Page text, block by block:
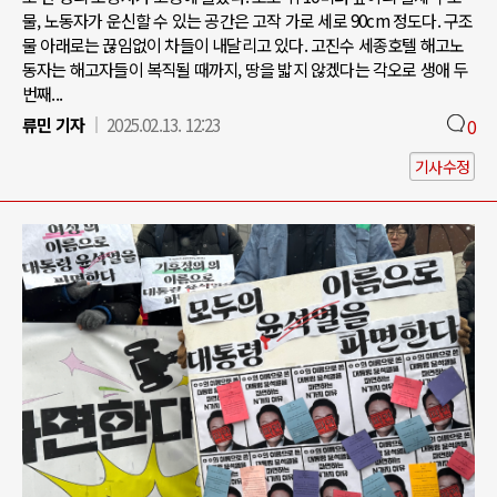
물, 노동자가 운신할 수 있는 공간은 고작 가로 세로 90cm 정도다. 구조
물 아래로는 끊임없이 차들이 내달리고 있다. 고진수 세종호텔 해고노
동자는 해고자들이 복직될 때까지, 땅을 밟지 않겠다는 각오로 생애 두
번째...
류민 기자
2025.02.13. 12:23 0
기사수정